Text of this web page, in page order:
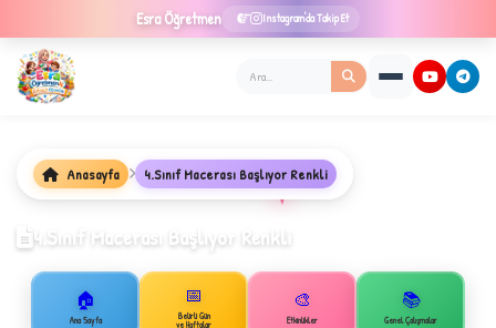
Esra Öğretmen Instagram'da Takip Et
★
Anasayfa 4.Sınıf Macerası Başlıyor Renkli
4.Sınıf Macerası Başlıyor Renkli
🏠
Ana Sayfa
📅
Belirli Gün
ve Haftalar
🎨
Etkinlikler
📚
Genel Çalışmalar